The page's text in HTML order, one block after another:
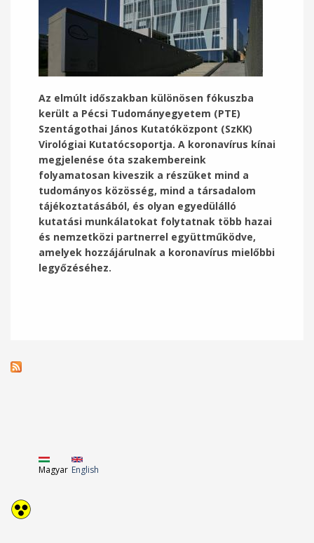
Az elmúlt időszakban különösen fókuszba
került a Pécsi Tudományegyetem (PTE)
Szentágothai János Kutatóközpont (SzKK)
Virológiai Kutatócsoportja. A koronavírus kínai
megjelenése óta szakembereink
folyamatosan kiveszik a részüket mind a
tudományos közösség, mind a társadalom
tájékoztatásából, és olyan egyedülálló
kutatási munkálatokat folytatnak több hazai
és nemzetközi partnerrel együttműködve,
amelyek hozzájárulnak a koronavírus mielőbbi
legyőzéséhez.
Magyar English